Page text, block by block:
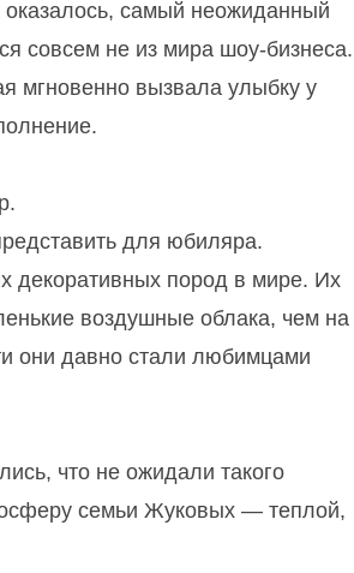
самый неожиданный
совсем не из мира шоу-бизнеса.
мгновенно вызвала улыбку у
для юбиляра.
декоративных пород в мире. Их
воздушные облака, чем на
они давно стали любимцами
что не ожидали такого
семьи Жуковых — теплой,